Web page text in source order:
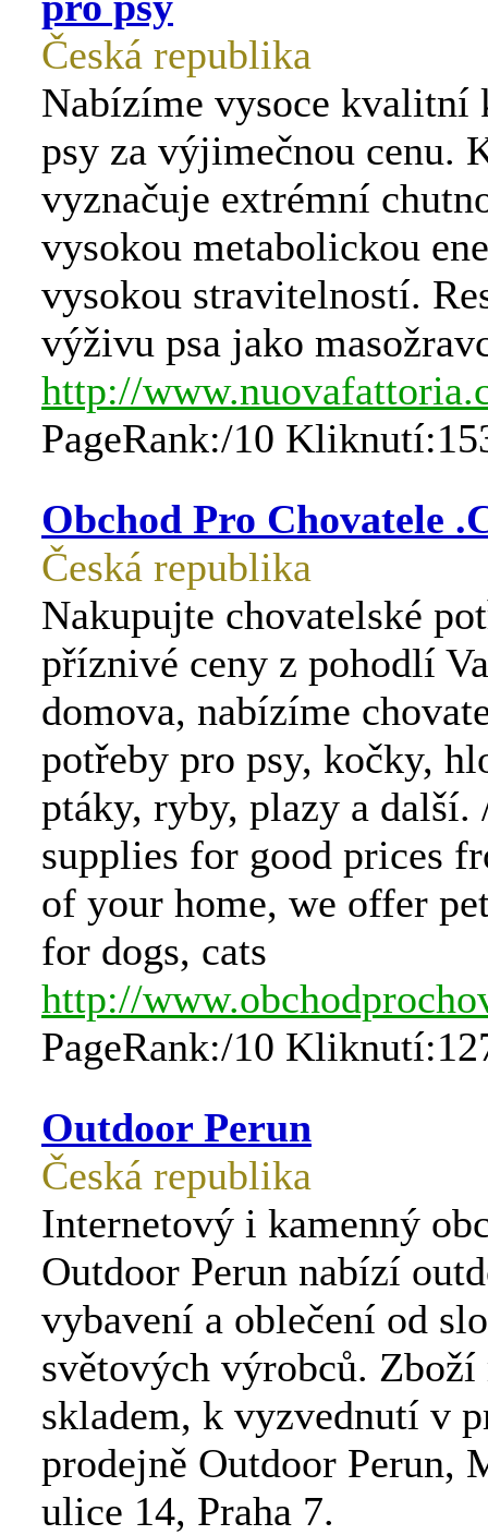
Česká republika
Nabízíme vysoce kvalitní
psy za výjimečnou cenu.
vyznačuje extrémní
vysokou metabolickou
vysokou stravitelností.
výživu psa jako
http://
PageRank:/10
Obchod Pro Chovatele
Česká republika
Nakupujte chovatelské
příznivé ceny z pohodlí
domova, nabízíme
potřeby pro psy, kočky,
ptáky, ryby, plazy a další.
supplies for good prices
of your home, we offer
for dogs, cats
http://
PageRank:/10
Outdoor Perun
Česká republika
Internetový i kamenný
Outdoor Perun nabízí
vybavení a oblečení od
světových výrobců. Zboží
skladem, k vyzvednutí v
prodejně Outdoor Perun,
ulice 14, Praha 7.